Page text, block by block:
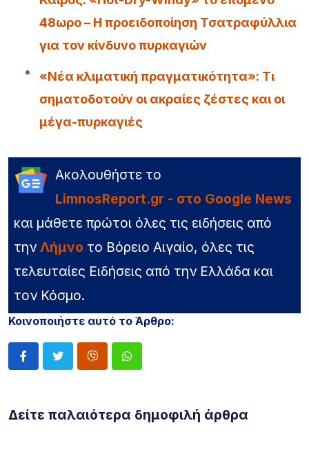
48ωρο – Η προειδοποίηση Τσατραφύλλια
για τον κίνδυνο πυρκαγιών
«Νέα κλιματική πραγματικότητα»: Τι
σηματοδοτούν οι ακραίες ζέστες και οι
μέγα-πυρκαγιές
Ακολουθήστε το
LimnosReport.gr - στο Google News
και μάθετε πρώτοι όλες τις ειδήσεις από
την Λήμνο το Βόρειο Αιγαίο, όλες τις
τελευταίες Ειδήσεις από την Ελλάδα και
τον Κόσμο.
Κοινοποιήστε αυτό το Άρθρο:
Δείτε παλαιότερα δημοφιλή άρθρα